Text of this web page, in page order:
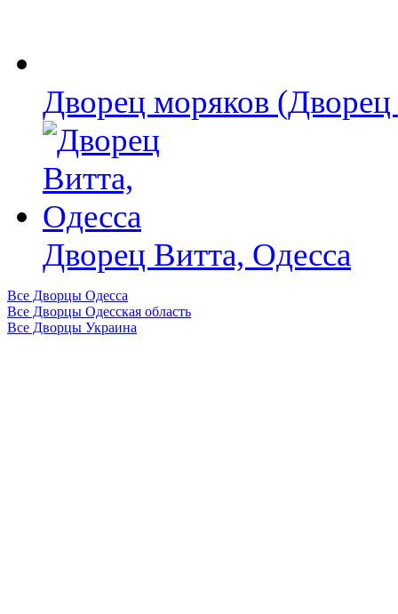
Дворец моряков
Дворец Витта, Одесса
Все Дворцы Одесса
Все Дворцы Одесская область
Все Дворцы Украина